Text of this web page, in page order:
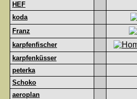
HEF
koda
Franz
karpfenfischer
karpfenküsser
peterka
Schoko
aeroplan